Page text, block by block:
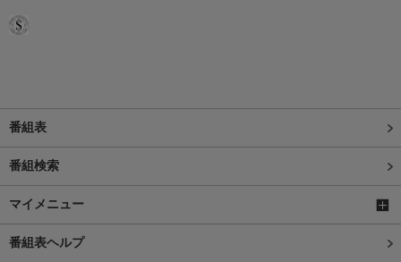
番組表
番組検索
マイメニュー
番組表ヘルプ